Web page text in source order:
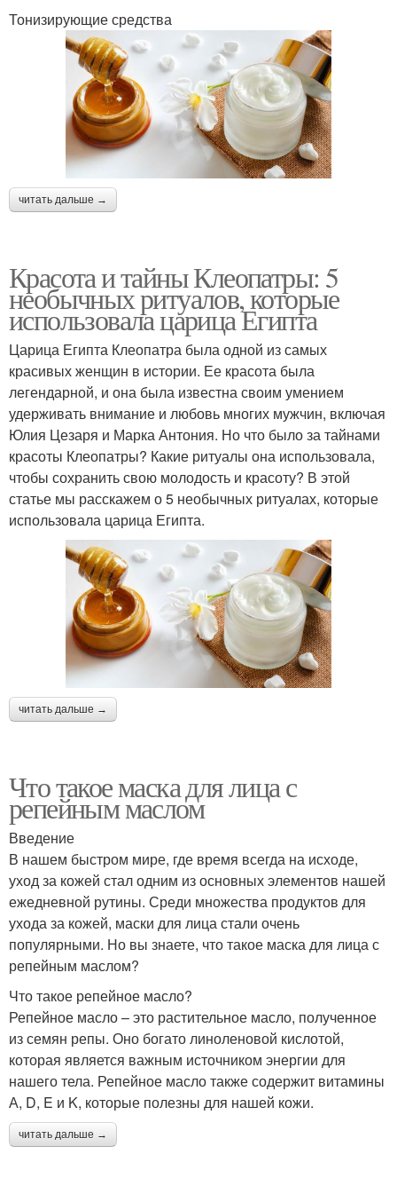
Тонизирующие средства
читать дальше →
Красота и тайны Клеопатры: 5
необычных ритуалов, которые
использовала царица Египта
Царица Египта Клеопатра была одной из самых
красивых женщин в истории. Ее красота была
легендарной, и она была известна своим умением
удерживать внимание и любовь многих мужчин, включая
Юлия Цезаря и Марка Антония. Но что было за тайнами
красоты Клеопатры? Какие ритуалы она использовала,
чтобы сохранить свою молодость и красоту? В этой
статье мы расскажем о 5 необычных ритуалах, которые
использовала царица Египта.
читать дальше →
Что такое маска для лица с
репейным маслом
Введение
В нашем быстром мире, где время всегда на исходе,
уход за кожей стал одним из основных элементов нашей
ежедневной рутины. Среди множества продуктов для
ухода за кожей, маски для лица стали очень
популярными. Но вы знаете, что такое маска для лица с
репейным маслом?
Что такое репейное масло?
Репейное масло – это растительное масло, полученное
из семян репы. Оно богато линоленовой кислотой,
которая является важным источником энергии для
нашего тела. Репейное масло также содержит витамины
А, D, E и K, которые полезны для нашей кожи.
читать дальше →